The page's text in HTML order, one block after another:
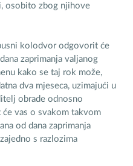
osobito zbog njihove
kolodvor odgovorit će
zaprimanja valjanog
kako se taj rok može,
dva mjeseca, uzimajući u
obrade odnosno
vas o svakom takvom
od dana zaprimanja
s razlozima